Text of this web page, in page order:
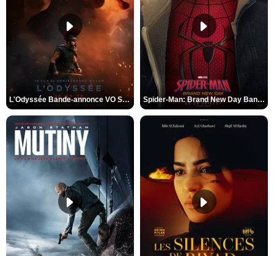
L'Odyssée Bande-annonce VO STFR Spider-Man: Brand New Day Bande-annonce VO STFR